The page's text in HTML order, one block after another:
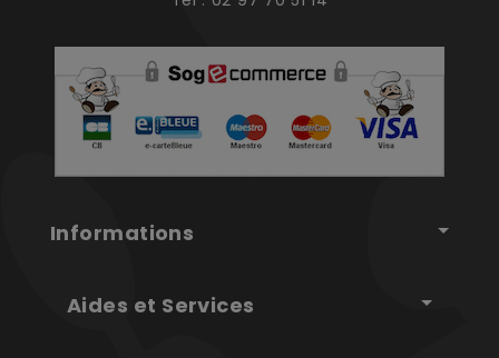
Informations
Aides et Services